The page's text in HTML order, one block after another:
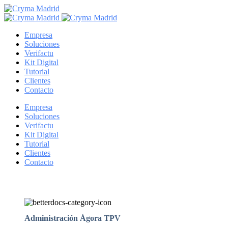
Empresa
Soluciones
Verifactu
Kit Digital
Tutorial
Clientes
Contacto
Empresa
Soluciones
Verifactu
Kit Digital
Tutorial
Clientes
Contacto
Administración Ágora TPV